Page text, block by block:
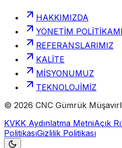
HAKKIMIZDA
YÖNETİM
REFERANSLARIMIZ
KALİTE
MİSYONUMUZ
TEKNOLOJİMİZ
© 2026 CNC Gümrük
KVKK Aydınlatma MetniAçık
PolitikasıGizlilik Politikası